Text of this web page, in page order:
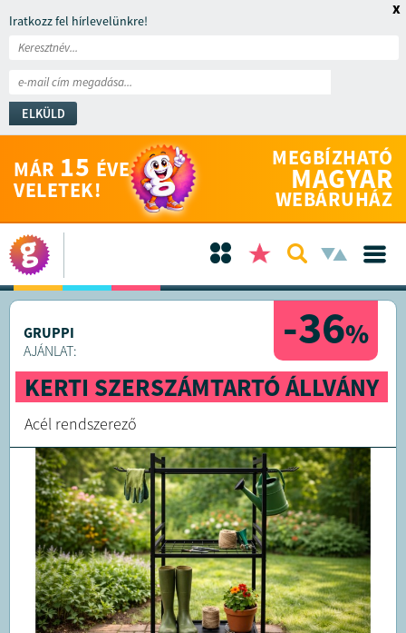
Iratkozz fel hírlevelünkre!
ELKÜLD
x
MÁR 15 ÉVE
VELETEK!
MEGBÍZHATÓ
MAGYAR
WEBÁRUHÁZ
-36%
GRUPPI
AJÁNLAT:
KERTI SZERSZÁMTARTÓ ÁLLVÁNY
Acél rendszerező